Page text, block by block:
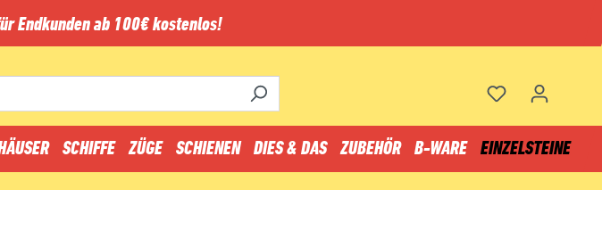
Endkunden ab 100€ kostenlos!
SCHIFFE ZÜGE SCHIENEN DIES & DAS ZUBEHÖR B-WARE EINZELSTEINE